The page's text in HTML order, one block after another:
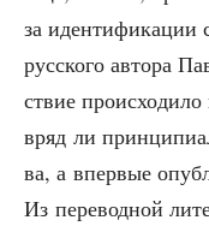
за иден­ти­фи­ка­ции
рус­ско­го авто­ра
ствие
вряд ли
ва, а впер­вые
Из пере­вод­ной